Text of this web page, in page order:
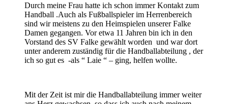
Durch meine Frau hatte ich schon immer Kontakt zum
Handball .Auch als Fußballspieler im Herrenbereich
sind wir meistens zu den Heimspielen unserer Falke
Damen gegangen. Vor etwa 11 Jahren bin ich in den
Vorstand des SV Falke gewählt worden und war dort
unter anderem zuständig für die Handballabteilung , der
ich so gut es -als “ Laie “ – ging, helfen wollte.
Mit der Zeit ist mir die Handballabteilung immer weiter